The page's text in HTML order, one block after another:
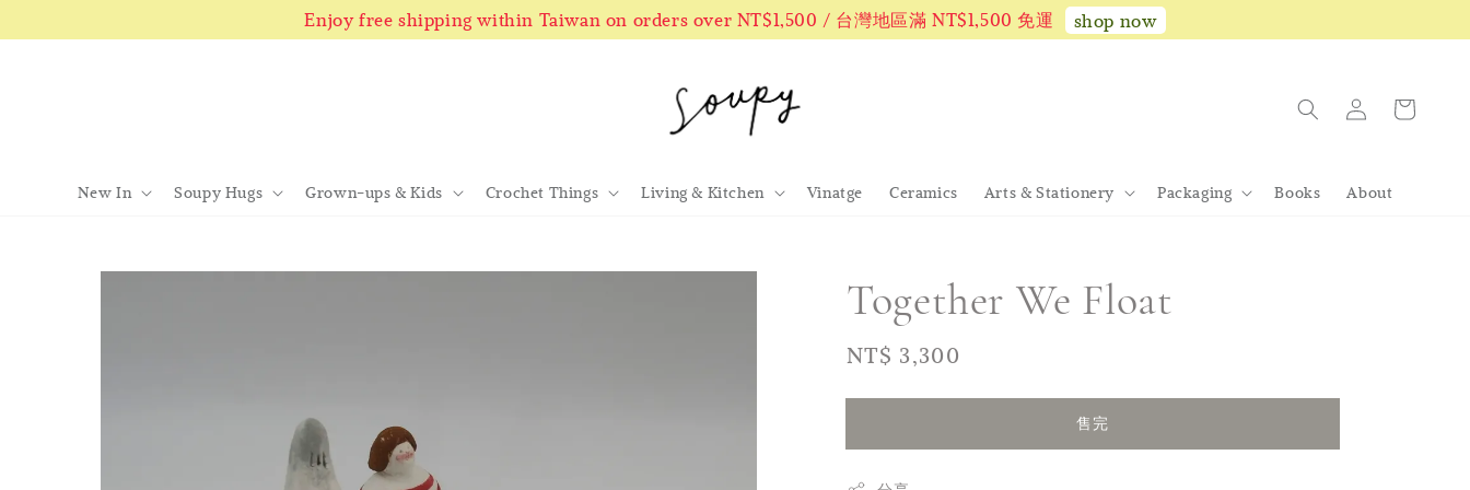
Enjoy free shipping within Taiwan on orders over NT$1,500 / 台灣地區滿 NT$1,500 免運 shop now
New In Soupy Hugs Grown-ups & Kids Crochet Things Living & Kitchen Vinatge Ceramics Arts & Stationery Packaging Books About
Together We Float
Regular
NT$ 3,300
售完